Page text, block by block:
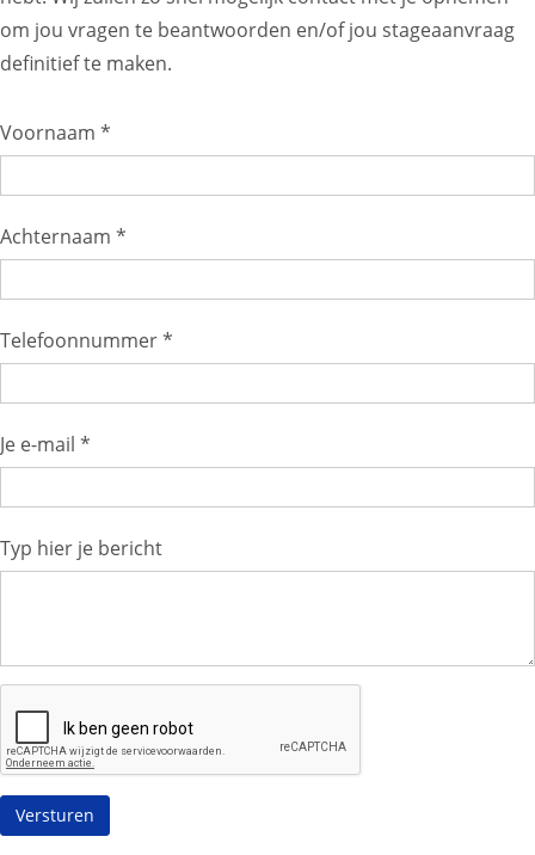
om jou vragen te beantwoorden en/of jou stageaanvraag
definitief te maken.
Voornaam *
Achternaam *
Telefoonnummer *
Je e-mail *
Typ hier je bericht